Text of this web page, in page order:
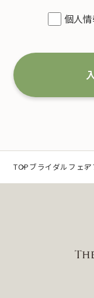
くことを宣言
1.事業の内容
の取得、利用
を特定すると
（1）冠婚葬祭
び案内に
（4）前各号に
また、当社は
個人
TOPブライダルフェア